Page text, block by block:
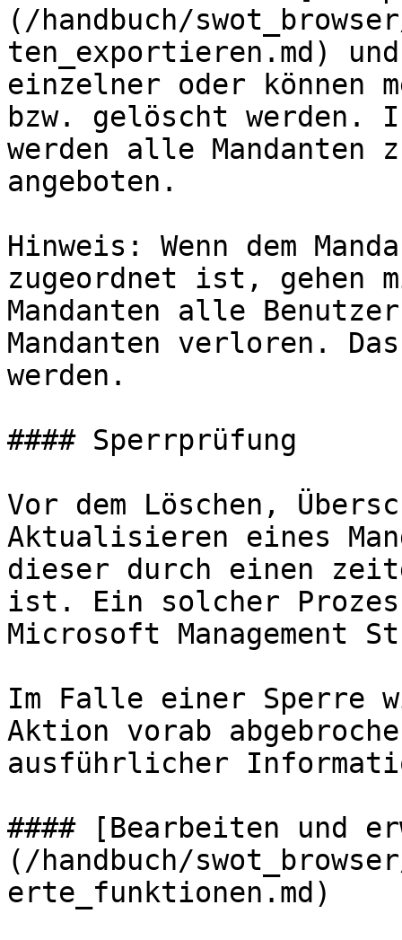
(/handbuch/
ten_exportieren.md)
einzelner oder können
bzw. gelöscht
werden alle Mandanten
angeboten.
Hinweis: Wenn dem
zugeordnet ist, gehen
Mandanten alle
Mandanten verloren.
werden.
#### Sperrprüfung
Vor dem Löschen,
Aktualisieren eines
dieser durch einen
ist. Ein solcher
Microsoft Management
Im Falle einer Sperre
Aktion vorab
ausführlicher
#### [Bearbeiten und
(/handbuch/
erte_funktionen.md)